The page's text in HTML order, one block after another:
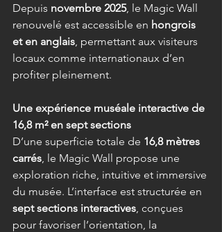
Depuis novembre 2025, le Magic Wall
renouvelé est accessible en hongrois
et en anglais , permettant aux visiteurs
locaux comme internationaux d’en
profiter pleinement.
Une expérience muséale interactive de
16,8 m² en sept sections
D’une superficie totale de 16,8 mètres
carrés , le Magic Wall propose une
exploration riche, intuitive et immersive
du musée. L’interface est structurée en
sept sections interactives , conçues
pour favoriser l’orientation, la